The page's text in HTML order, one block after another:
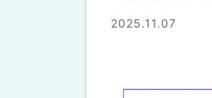
2025.11.07